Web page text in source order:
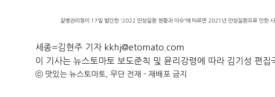
질병관리청이 17일 발간한 '2022 만성질환 현황과 이슈'에 따르면 2021년 만성질환으로 인한
세종=김현주 기자 kkhj@etomato.com
이 기사는 뉴스토마토 보도준칙 및 윤리강령에 따라 김기성 편집
ⓒ 맛있는 뉴스토마토, 무단 전재 - 재배포 금지